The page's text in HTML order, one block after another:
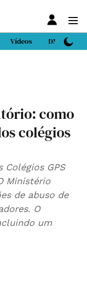
Vídeos DN Sport
como
colégios
GPS
Ministério
de abuso de
O
um